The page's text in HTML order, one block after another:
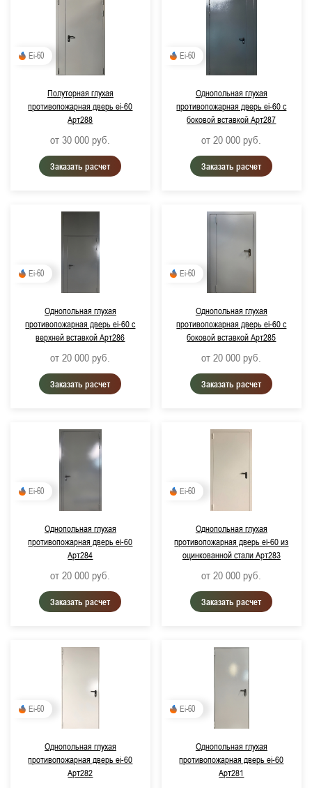
Ei-60
Полуторная глухая
противопожарная дверь ei-60
Арт288
от 30 000 руб.
Заказать расчет
Ei-60
Однопольная глухая
противопожарная дверь ei-60 с
боковой вставкой Арт287
от 20 000 руб.
Заказать расчет
Ei-60
Однопольная глухая
противопожарная дверь ei-60 с
верхней вставкой Арт286
от 20 000 руб.
Заказать расчет
Ei-60
Однопольная глухая
противопожарная дверь ei-60 с
боковой вставкой Арт285
от 20 000 руб.
Заказать расчет
Ei-60
Однопольная глухая
противопожарная дверь ei-60
Арт284
от 20 000 руб.
Заказать расчет
Ei-60
Однопольная глухая
противопожарная дверь ei-60 из
оцинкованной стали Арт283
от 20 000 руб.
Заказать расчет
Ei-60
Однопольная глухая
противопожарная дверь ei-60
Арт282
Ei-60
Однопольная глухая
противопожарная дверь ei-60
Арт281